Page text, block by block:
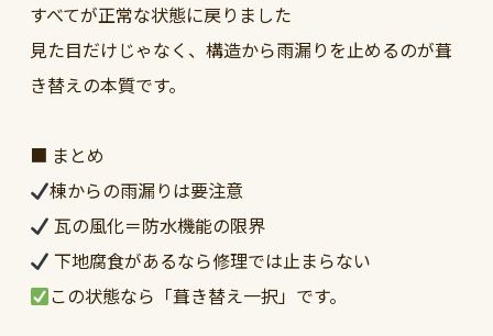
すべてが正常な状態に戻りました
見た目だけじゃなく、構造から雨漏りを止めるのが葺
き替えの本質です。
■ まとめ
棟からの雨漏りは要注意
瓦の風化＝防水機能の限界
下地腐食があるなら修理では止まらない
この状態なら「葺き替え一択」です。